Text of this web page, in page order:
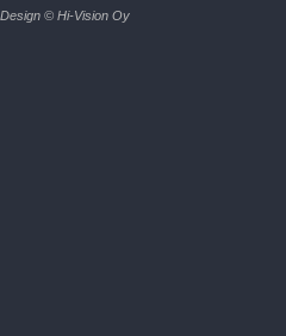
Design © Hi-Vision Oy